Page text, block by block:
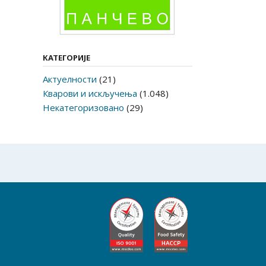
КАТЕГОРИЈЕ
Актуелности (21)
Кварови и искључења (1.048)
Некатегоризовано (29)